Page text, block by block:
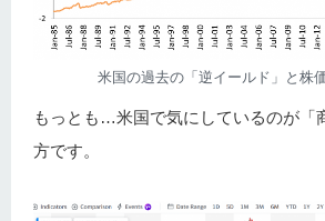
米国の過去の「逆イールド」と株
もっとも…米国で気にしているのが「
方です。